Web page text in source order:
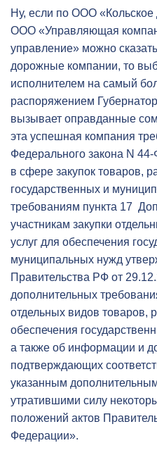
Ну, если по ООО
ООО «Управляющая
управление» можно
дорожные компании, то
исполнителем на самый
распоряжением
вызывает оправданные
эта успешная компания
Федерального закона N
в сфере закупок товаров,
государственных и
требованиям пункта 17
участникам закупки
услуг для обеспечения
муниципальных нужд
Правительства РФ от
дополнительных
отдельных видов товаров,
обеспечения
а также об информации и
подтверждающих
указанным
утратившими силу
положений актов
Федерации».